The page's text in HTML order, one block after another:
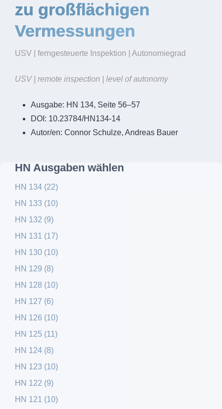
HN Ausgaben wählen
HN 134 (22)
HN 133 (10)
HN 132 (9)
HN 131 (17)
HN 130 (10)
HN 129 (8)
HN 128 (10)
HN 127 (6)
HN 126 (10)
HN 125 (11)
HN 124 (8)
HN 123 (10)
HN 122 (9)
HN 121 (10)
zu großflächigen
Vermessungen
USV | ferngesteuerte Inspektion | Autonomiegrad
USV | remote inspection | level of autonomy
Ausgabe: HN 134, Seite 56–57
DOI: 10.23784/HN134-14
Autor/en: Connor Schulze, Andreas Bauer